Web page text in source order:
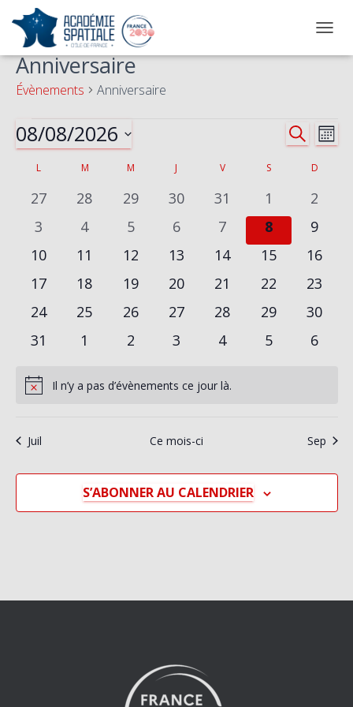
Anniversaire
Évènements Anniversaire
Évènements
de
vues
MOIS
08/08/2026
date.
Calendrier
de
Évènements
LLUNDI M M MERCREDIJ VVENDREDISSAMEDI D
0
évènements
27
0
évènements
28
0
évènements
29
0
évènements
30
0
évènements
31
0
évènements
1
0
2
0
évènements
3
0
évènements
4
0
évènements
5
0
évènements
6
0
évènements
7
0
évènements
8
0
9
0
évènements
10
0
évènements
11
0
évènements
12
0
évènements
13
0
évènements
14
0
évènements
15
0
16
0
évènements
17
0
évènements
18
0
évènements
19
0
évènements
20
0
évènements
21
0
évènements
22
0
23
0
évènements
24
0
évènements
25
0
évènements
26
0
évènements
27
0
évènements
28
0
évènements
29
0
30
0
31
0
1
0
2
0
3
0
4
0
5
0
6
NoticeIl n’y a pas d’évènements ce jour là.
Juil Ce mois-ci Sep
S’ABONNER AU CALENDRIER